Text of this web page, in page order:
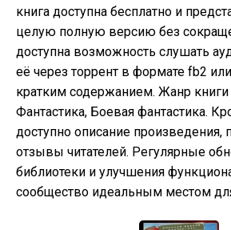
книга доступна бесплатно и
целую полную версию без
доступна возможность слушать
её через торрент в формате fb2
кратким содержанием. Жанр книги
Фантастика, Боевая фантастика.
доступно описание произведения,
отзывы читателей. Регулярные
библиотеки и улучшения
сообщество идеальным местом